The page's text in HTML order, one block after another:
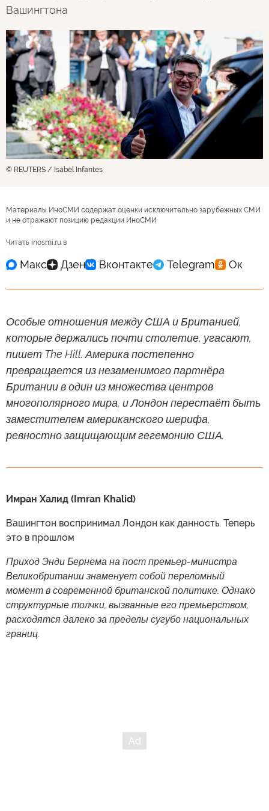
Вашингтона
© REUTERS / Isabel Infantes
Материалы ИноСМИ содержат оценки исключительно зарубежных СМИ
и не отражают позицию редакции ИноСМИ
Читать inosmi.ru в
Особые отношения между США и Британией,
которые держались почти столетие, угасают,
пишет The Hill. Америка постепенно
превращается из незаменимого партнёра
Британии в один из множества центров
многополярного мира, и Лондон перестаёт быть
заместителем американского шерифа,
ревностно защищающим гегемонию США.
Имран Халид (Imran Khalid)
Вашингтон воспринимал Лондон как данность. Теперь
это в прошлом
Приход Энди Бернема на пост премьер-министра
Великобритании знаменует собой переломный
момент в современной британской политике. Однако
структурные толчки, вызванные его премьерством,
расходятся далеко за пределы сугубо национальных
границ.